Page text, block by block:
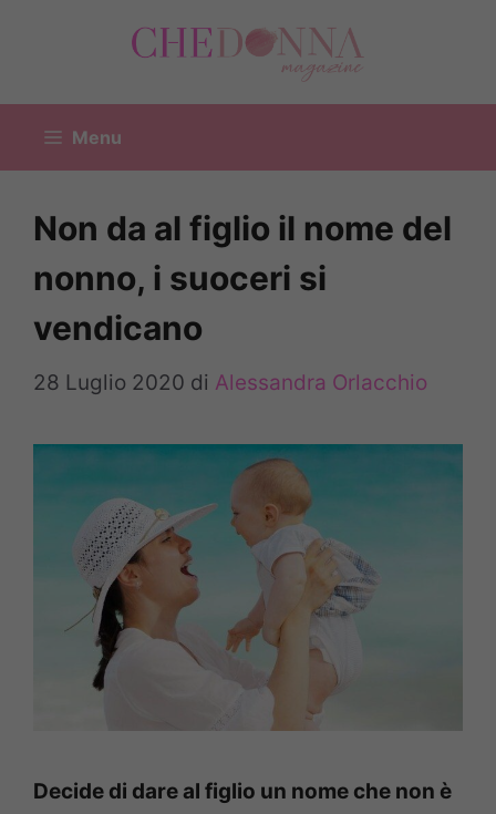
Menu
Non da al figlio il nome del
nonno, i suoceri si
vendicano
28 Luglio 2020 di Alessandra Orlacchio
Decide di dare al figlio un nome che non è